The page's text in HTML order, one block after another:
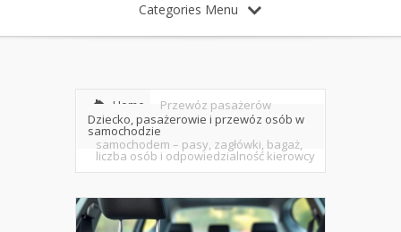
Categories Menu
Home
Dziecko, pasażerowie i przewóz osób w
samochodzie
Przewóz pasażerów
samochodem – pasy, zagłówki, bagaż,
liczba osób i odpowiedzialność kierowcy